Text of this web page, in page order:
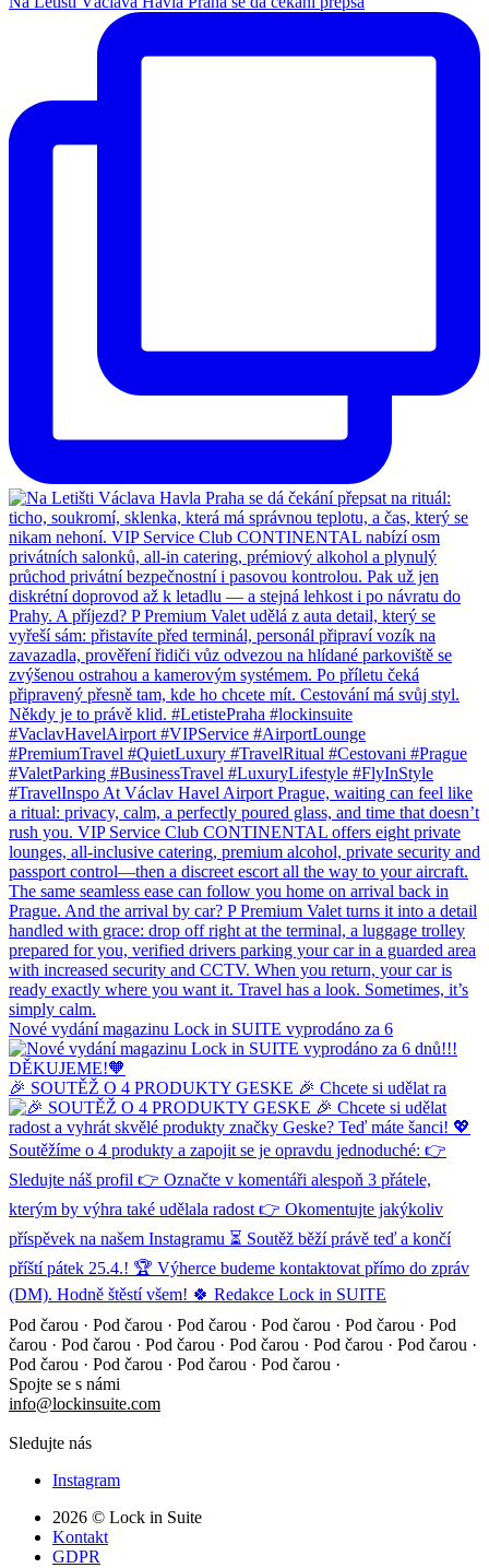
Nové vydání magazinu Lock in SUITE vyprodáno za 6
🎉 SOUTĚŽ O 4 PRODUKTY GESKE 🎉 Chcete si udělat ra
Pod čarou · Pod čarou · Pod čarou · Pod čarou · Pod čarou · Pod
čarou · Pod čarou · Pod čarou · Pod čarou · Pod čarou · Pod čarou ·
Pod čarou · Pod čarou · Pod čarou · Pod čarou ·
Spojte se s námi
info@lockinsuite.com
Sledujte nás
Instagram
2026 © Lock in Suite
Kontakt
GDPR